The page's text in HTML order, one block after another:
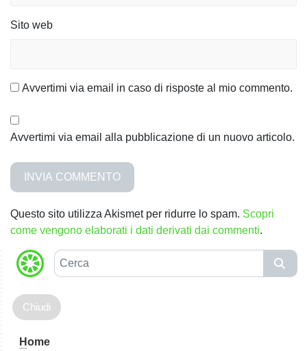
Sito web
Avvertimi via email in caso di risposte al mio commento.
Avvertimi via email alla pubblicazione di un nuovo articolo.
Questo sito utilizza Akismet per ridurre lo spam. Scopri
come vengono elaborati i dati derivati dai commenti.
C
e
c
Home